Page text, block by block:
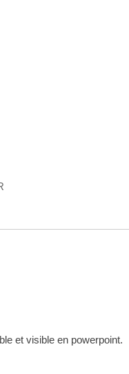
et visible en powerpoint.